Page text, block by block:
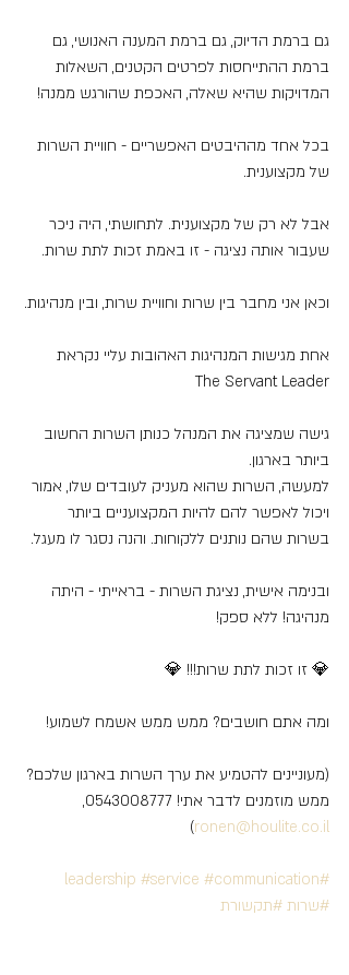
גם ברמת הדיוק, גם ברמת המענה האנושי, גם
ברמת ההתייחסות לפרטים הקטנים, השאלות
המדויקות שהיא שאלה, האכפת שהורגש ממנה!
בכל אחד מההיבטים האפשריים - חוויית השרות
של מקצוענית.
אבל לא רק של מקצוענית. לתחושתי, היה ניכר
שעבור אותה נציגה - זו באמת זכות לתת שרות.
וכאן אני מחבר בין שרות וחוויית שרות, ובין מנהיגות.
אחת מגישות המנהיגות האהובות עליי נקראת
The Servant Leader
גישה שמציגה את המנהל כנותן השרות החשוב
ביותר בארגון.
למעשה, השרות שהוא מעניק לעובדים שלו, אמור
ויכול לאפשר להם להיות המקצועניים ביותר
בשרות שהם נותנים ללקוחות. והנה נסגר לו מעגל.
ובנימה אישית, נציגת השרות - בראייתי - היתה
מנהיגה! ללא ספק!
💎 זו זכות לתת שרות!!! 💎
ומה אתם חושבים? ממש ממש אשמח לשמוע!
(מעוניינים להטמיע את ערך השרות בארגון שלכם?
ממש מוזמנים לדבר אתי! 0543008777,
ronen@houlite.co.il
)
#leadership
#service #communication
#שרות #תקשורת